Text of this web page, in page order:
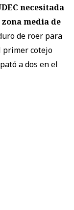
necesitada
media de
de roer para
primer cotejo
a dos en el